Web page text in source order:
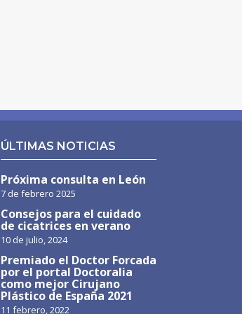
ÚLTIMAS NOTICIAS
Próxima consulta en León
7 de febrero 2025
Consejos para el cuidado
de cicatrices en verano
10 de julio, 2024
Premiado el Doctor Forcada
por el portal Doctoralia
como mejor Cirujano
Plástico de España 2021
11 febrero, 2022